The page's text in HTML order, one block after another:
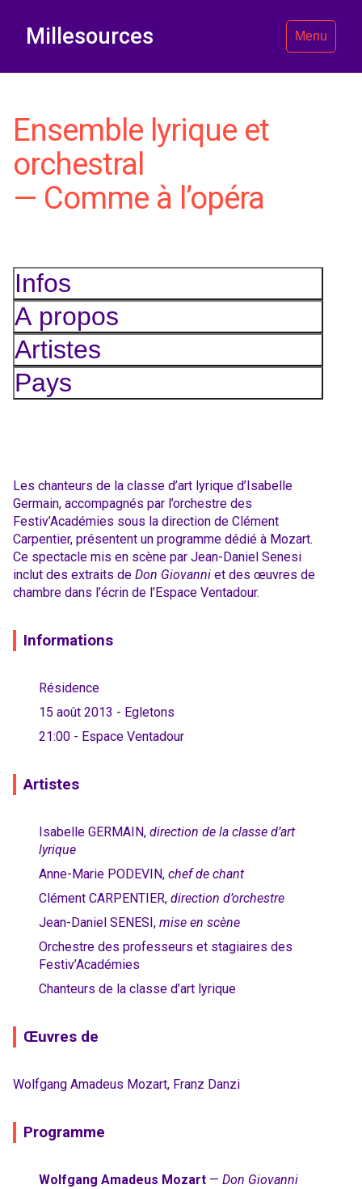
Millesources Menu
Ensemble lyrique et
orchestral
— Comme à l’opéra
Infos
A propos
Artistes
Pays
Les chanteurs de la classe d’art lyrique d’Isabelle
Germain, accompagnés par l’orchestre des
Festiv’Académies sous la direction de Clément
Carpentier, présentent un programme dédié à Mozart.
Ce spectacle mis en scène par Jean-Daniel Senesi
inclut des extraits de Don Giovanni et des œuvres de
chambre dans l’écrin de l’Espace Ventadour.
Informations
Résidence
15 août 2013 - Egletons
21:00 - Espace Ventadour
Artistes
Isabelle GERMAIN, direction de la classe d’art
lyrique
Anne-Marie PODEVIN, chef de chant
Clément CARPENTIER, direction d’orchestre
Jean-Daniel SENESI, mise en scène
Orchestre des professeurs et stagiaires des
Festiv’Académies
Chanteurs de la classe d’art lyrique
Œuvres de
Wolfgang Amadeus Mozart, Franz Danzi
Programme
Wolfgang Amadeus Mozart — Don Giovanni